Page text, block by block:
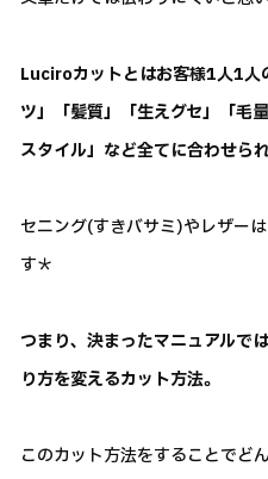
Luciroカットとはお客様1人1人
ツ」「髪質」「生えグセ」「毛
スタイル」など全てに合わせら
セニング(すきバサミ)やレザー
す＊
つまり、決まったマニュアルで
り方を変えるカット方法。
このカット方法をすることでど